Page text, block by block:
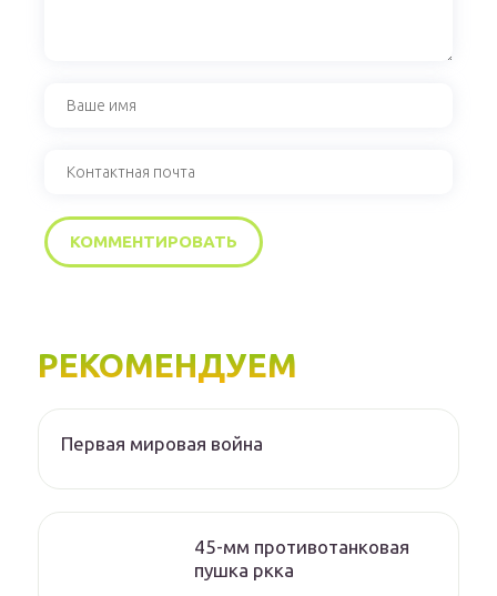
РЕКОМЕНДУЕМ
Первая мировая война
45-мм противотанковая
пушка ркка